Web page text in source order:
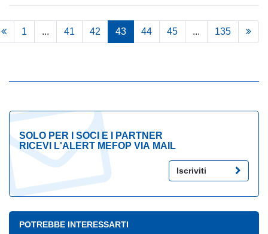
1 ... 41 42 43 44 45 ... 135
SOLO PER I SOCI E I PARTNER
RICEVI L'ALERT MEFOP VIA MAIL
Iscriviti
POTREBBE INTERESSARTI